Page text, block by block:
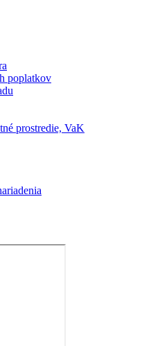
poplatkov
prostredie, VaK